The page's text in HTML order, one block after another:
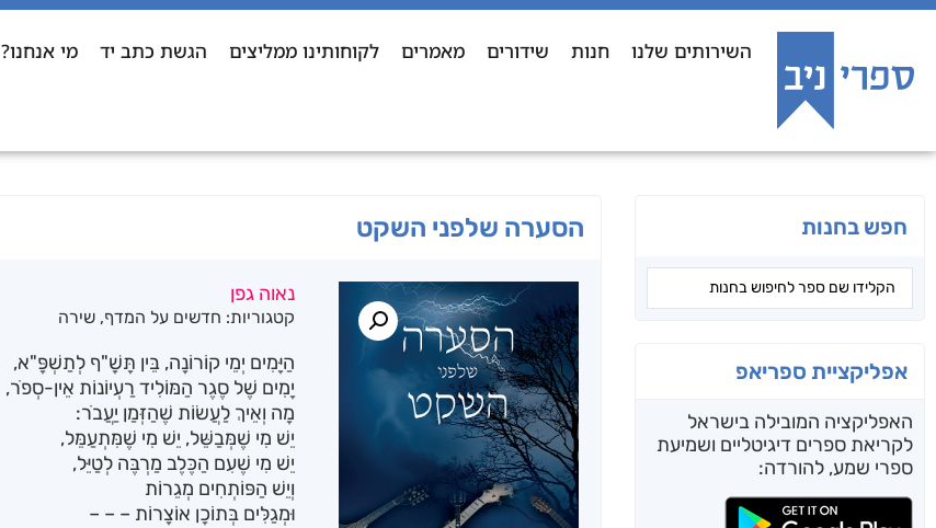
השירותים שלנו חנות שידורים מאמרים לקוחותינו ממליצים הגשת כתב יד מי אנחנו?
חפש בחנות
אפליקציית ספריאפ
האפליקציה המובילה בישראל
לקריאת ספרים דיגיטליים ושמיעת
ספרי שמע, להורדה:
הסערה שלפני השקט
נאוה גפן
קטגוריות: חדשים על המדף, שירה
הַיָּמִים יְמֵי קוֹרוֹנָה, בֵּין תָּשָׁ"ף לְתַשְׁפָּ"א,
יָמִים שֶׁל סֶגֶר הַמּוֹלִיד רַעְיוֹנוֹת אֵין-סְפֹר,
מָה וְאֵיךְ לַעֲשׂוֹת שֶׁהַזְּמַן יַעֲבֹר:
יֵשׁ מִי שֶׁמְּבַשֵּׁל, יֵשׁ מִי שֶׁמִּתְעַמֵּל,
יֵשׁ מִי שֶׁעִם הַכֶּלֶב מַרְבֶּה לְטַיֵּל,
וְיֵשׁ הַפּוֹתְחִים מְגֵרוֹת
וּמְגַלִּים בְּתוֹכָן אוֹצָרוֹת – – –